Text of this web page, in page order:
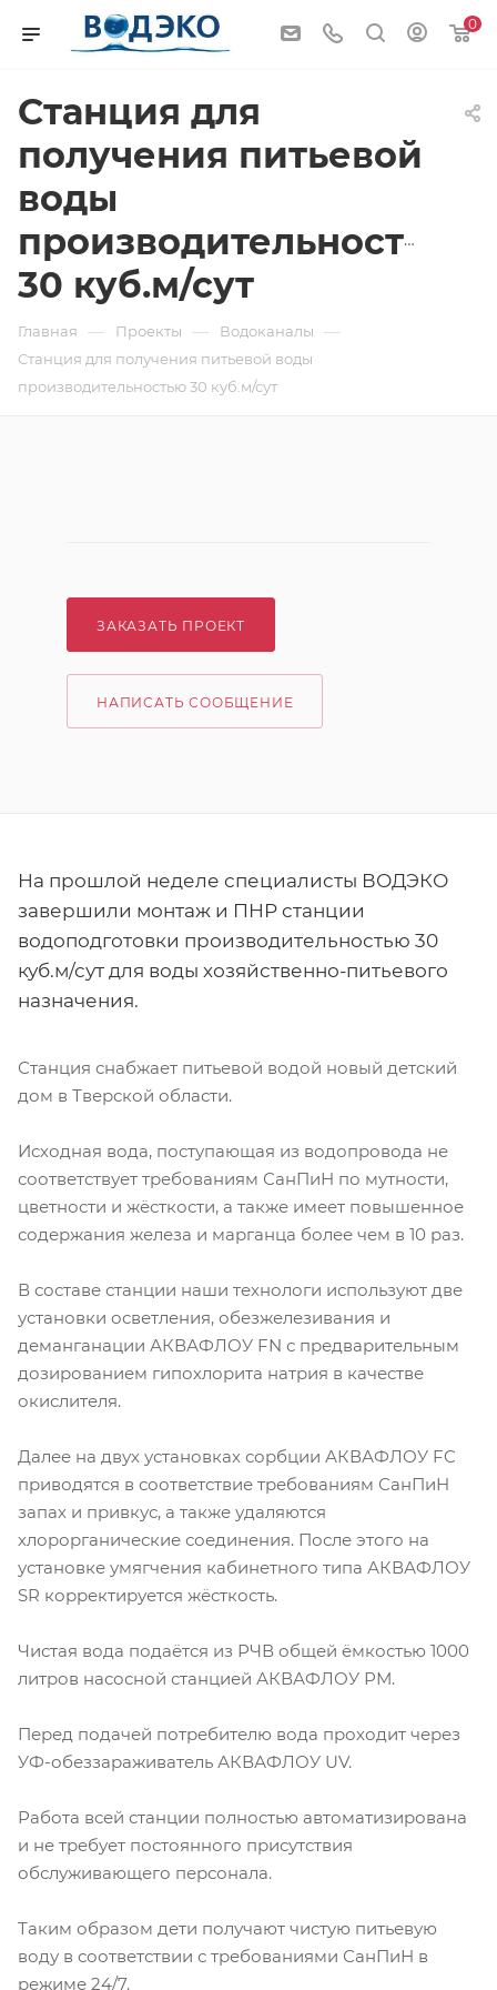
0
Станция для
получения питьевой
воды
производительностью
30 куб.м/сут
Главная — Проекты — Водоканалы —
Станция для получения питьевой воды
производительностью 30 куб.м/сут
ЗАКАЗАТЬ ПРОЕКТ
НАПИСАТЬ СООБЩЕНИЕ
На прошлой неделе специалисты ВОДЭКО
завершили монтаж и ПНР станции
водоподготовки производительностью 30
куб.м/сут для воды хозяйственно-питьевого
назначения.
Станция снабжает питьевой водой новый детский
дом в Тверской области.
Исходная вода, поступающая из водопровода не
соответствует требованиям СанПиН по мутности,
цветности и жёсткости, а также имеет повышенное
содержания железа и марганца более чем в 10 раз.
В составе станции наши технологи используют две
установки осветления, обезжелезивания и
деманганации АКВАФЛОУ FN с предварительным
дозированием гипохлорита натрия в качестве
окислителя.
Далее на двух установках сорбции АКВАФЛОУ FC
приводятся в соответствие требованиям СанПиН
запах и привкус, а также удаляются
хлорорганические соединения. После этого на
установке умягчения кабинетного типа АКВАФЛОУ
SR корректируется жёсткость.
Чистая вода подаётся из РЧВ общей ёмкостью 1000
литров насосной станцией АКВАФЛОУ РМ.
Перед подачей потребителю вода проходит через
УФ-обеззараживатель АКВАФЛОУ UV.
Работа всей станции полностью автоматизирована
и не требует постоянного присутствия
обслуживающего персонала.
Таким образом дети получают чистую питьевую
воду в соответствии с требованиями СанПиН в
режиме 24/7.